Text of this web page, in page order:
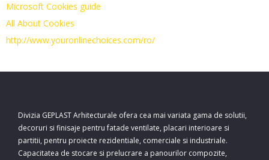
Microsoft Cookies guide
All About Cookies
http://www.youronlinechoices.com/ro/
Divizia GEPLAST Arhitecturale ofera cea mai variata gama de solutii,
decoruri si finisaje pentru fatade ventilate, placari interioare si
partitii, pentru proiecte rezidentiale, comerciale si industriale.
Capacitatea de stocare si prelucrare a panourilor compozite,